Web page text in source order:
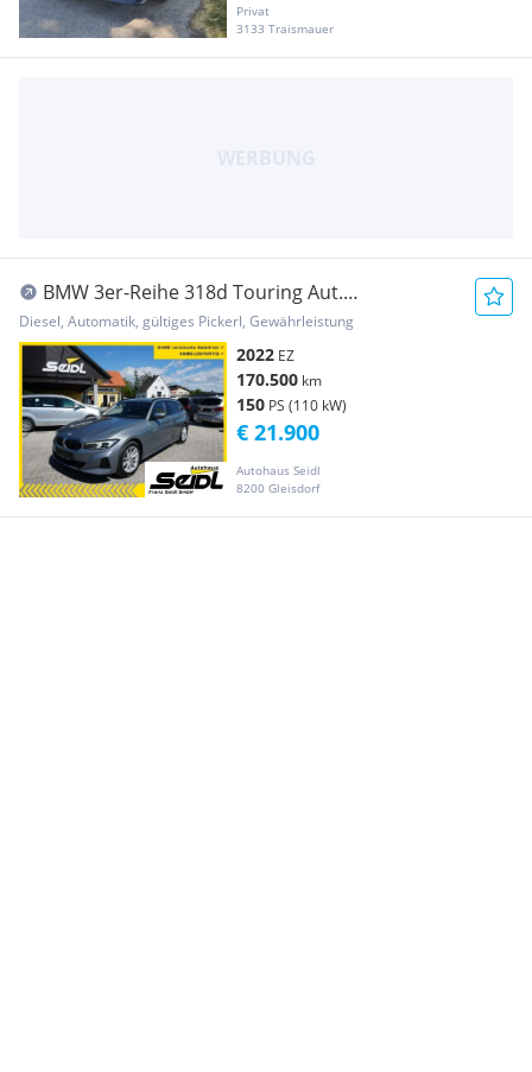
Privat
3133 Traismauer
BMW 3er-Reihe 318d Touring Aut.
*WIDESCREEN*
Diesel, Automatik, gültiges Pickerl, Gewährleistung
2022 EZ
170.500 km
150 PS (110 kW)
Autohaus Seidl
8200 Gleisdorf
€ 21.900